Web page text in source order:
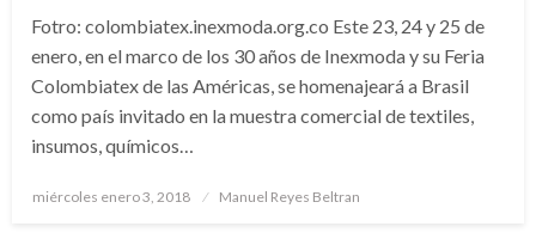
Fotro: colombiatex.inexmoda.org.co Este 23, 24 y 25 de
enero, en el marco de los 30 años de Inexmoda y su Feria
Colombiatex de las Américas, se homenajeará a Brasil
como país invitado en la muestra comercial de textiles,
insumos, químicos…
Publicado
miércoles enero 3, 2018 Manuel Reyes Beltran